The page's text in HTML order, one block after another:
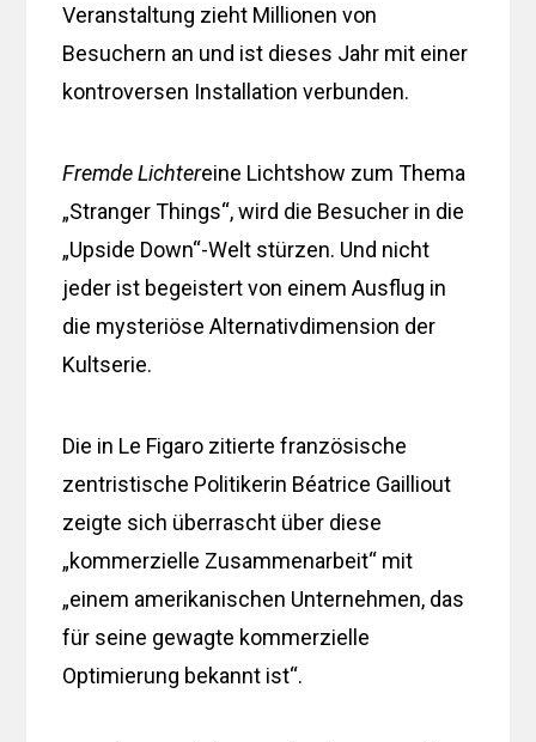
Veranstaltung zieht Millionen von
Besuchern an und ist dieses Jahr mit einer
kontroversen Installation verbunden.
Fremde Lichtereine Lichtshow zum Thema
„Stranger Things“, wird die Besucher in die
„Upside Down“-Welt stürzen. Und nicht
jeder ist begeistert von einem Ausflug in
die mysteriöse Alternativdimension der
Kultserie.
Die in Le Figaro zitierte französische
zentristische Politikerin Béatrice Gailliout
zeigte sich überrascht über diese
„kommerzielle Zusammenarbeit“ mit
„einem amerikanischen Unternehmen, das
für seine gewagte kommerzielle
Optimierung bekannt ist“.